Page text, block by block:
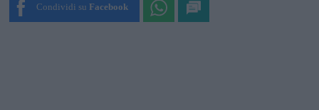
Condividi su Facebook